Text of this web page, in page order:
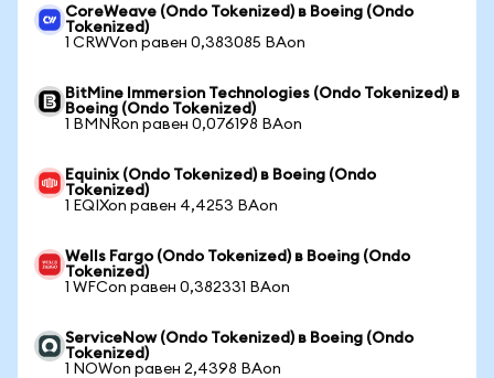
CoreWeave (Ondo Tokenized) в Boeing (Ondo
Tokenized)
1 CRWVon равен 0,383085 BAon
BitMine Immersion Technologies (Ondo Tokenized) в
Boeing (Ondo Tokenized)
1 BMNRon равен 0,076198 BAon
Equinix (Ondo Tokenized) в Boeing (Ondo
Tokenized)
1 EQIXon равен 4,4253 BAon
Wells Fargo (Ondo Tokenized) в Boeing (Ondo
Tokenized)
1 WFCon равен 0,382331 BAon
ServiceNow (Ondo Tokenized) в Boeing (Ondo
Tokenized)
1 NOWon равен 2,4398 BAon